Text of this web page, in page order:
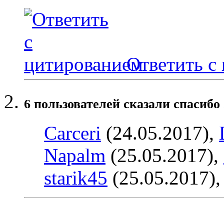
Ответить с
6 пользователей сказали
Carceri (24.05.2017),
Napalm (25.05.2017),
starik45